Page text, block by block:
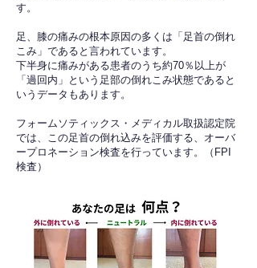
す。
足、膝の痛みの根本原因の多くは「足首の倒れ
こみ」であると言われています。
下半身に痛みがある患者のうち約70％以上が
「過回内」という足部の倒れこみ状態であると
いうデータもあります。
フォームソティックス・メディカル取扱認定院
では、この足首の倒れ込みを評価する、オーバ
ープロネーション検査を行っています。（FPI
検査）​